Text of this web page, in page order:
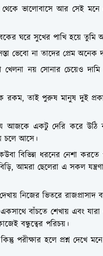
ভালোবাসে আর সেই মনে
ঘরে সুখের পাখি হয়ে তুমি
ভেবো না তাদের প্রেম অনেক
খেলনা নয় সোনার চেয়েও
রকম, তাই পুরুষ মানুষ দুই
আজকে একটু দেরি করে
চলে আসে।
বিভিন্ন ধরনের নেশা
আমরা ছেলেরা এ সকল
নিজের ভিতরে রাজপ্রাসাদ
একসাথে বাঁচতে শেখায় এবং
বন্ধুত্বের পরিচয়।
পরীক্ষার হলে প্রশ্ন